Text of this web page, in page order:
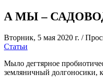
А МЫ –
Вторник, 5 мая 2020 г. /
Статьи
Мыло дегтярное
земляничный долгоносики,